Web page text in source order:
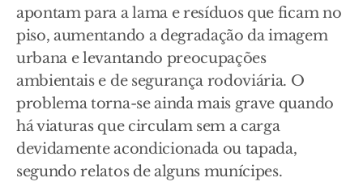
apontam para a lama e resíduos que ficam no
piso, aumentando a degradação da imagem
urbana e levantando preocupações
ambientais e de segurança rodoviária. O
problema torna-se ainda mais grave quando
há viaturas que circulam sem a carga
devidamente acondicionada ou tapada,
segundo relatos de alguns munícipes.